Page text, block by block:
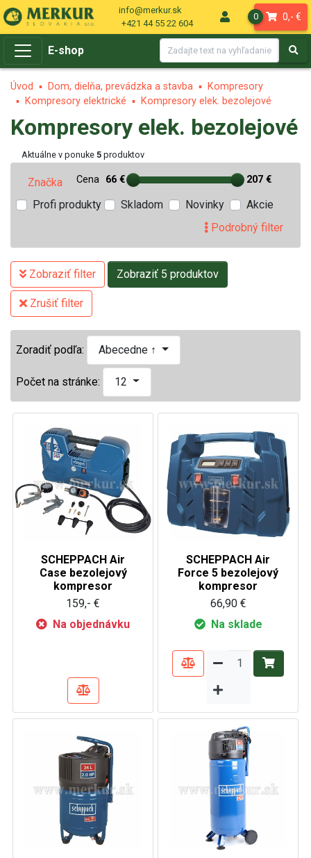
info@merkur.sk
+421 44 55 22 604
0 0,- €
E-shop
Úvod Dom, dielňa, prevádzka a stavba
Kompresory
Kompresory elektrické
Kompresory elek. bezolejové
Kompresory elek. bezolejové
Aktuálne v ponuke 5 produktov
Značka Cena 66 € 207 €
Profi produkty Skladom Novinky
Akcie
Podrobný filter
Zobraziť filter Zobraziť 5 produktov
Zrušiť filter
Zoradiť podľa: Abecedne ↑
Počet na stránke: 12
SCHEPPACH Air
Case bezolejový
kompresor
159,- €
Na objednávku
SCHEPPACH Air
Force 5 bezolejový
kompresor
66,90 €
Na sklade